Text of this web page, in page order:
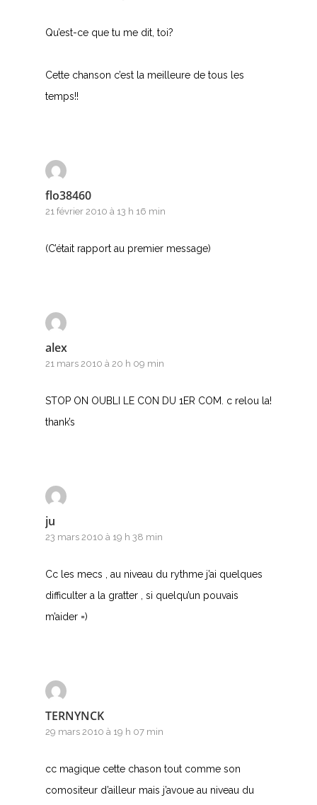
Qu’est-ce que tu me dit, toi?
Cette chanson c’est la meilleure de tous les
temps!!
flo38460
21 février 2010 à 13 h 16 min
(C’était rapport au premier message)
alex
21 mars 2010 à 20 h 09 min
STOP ON OUBLI LE CON DU 1ER COM. c relou la!
thank’s
ju
23 mars 2010 à 19 h 38 min
Cc les mecs , au niveau du rythme j’ai quelques
difficulter a la gratter , si quelqu’un pouvais
m’aider =)
TERNYNCK
29 mars 2010 à 19 h 07 min
cc magique cette chason tout comme son
comositeur d’ailleur mais j’avoue au niveau du